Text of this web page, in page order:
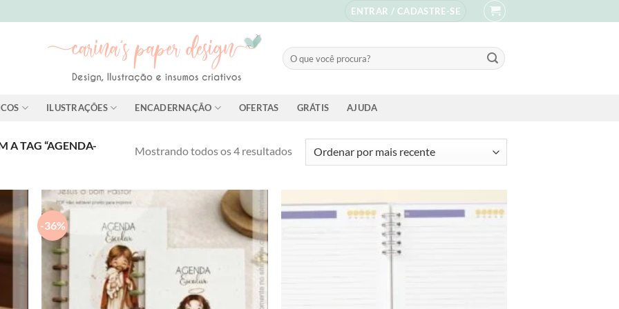
ENTRAR / CADASTRE-SE
Pesquisar
por:
ILUSTRAÇÕES ENCADERNAÇÃO OFERTAS GRÁTIS AJUDA
A TAG “AGENDA-
Mostrando todos os 4 resultadosClassificado
por
recente
to
-36%
Add to
wishlist